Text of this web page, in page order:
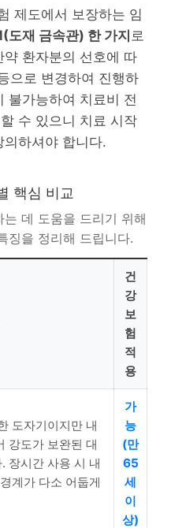
제도에서 보장하는 임
도재 금속관) 한 가지 로
환자분의 선호에 따
으로 변경하여 진행하
불가능하여 치료비 전
수 있으니 치료 시작
하셔야 합니다.
핵심 비교
데 도움을 드리기 위해
징을 정리해 드립니다.
건
강
보
험
적
용
도자기이지만 내
강도가 보완된 대
장시간 사용 시 내
계가 다소 어둡게
가
능
(만
65
세
이
상)